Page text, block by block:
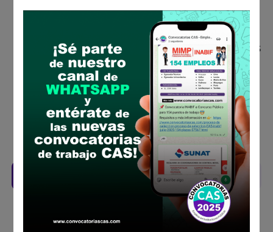
Descarga y revisa a detalle las bases del
Antes de postular, verifica si cumples con los
requisitos para el puesto
Prepara tu documentación y presentalo en
la fechas y por los medios que indica las
bases
Revisar el cronograma para conocer cuando
se publicará los resultados
Descarga aquí las Bases